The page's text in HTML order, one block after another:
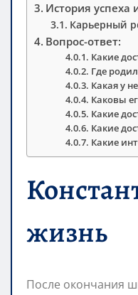
История успеха
Карьерный
Вопрос-ответ:
Какие
Где
Какая у
Каковы
Какие
Какие
Какие
жизнь
После окончания